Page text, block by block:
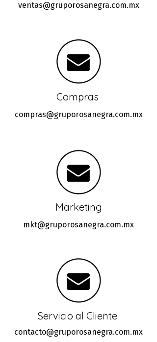
ventas@gruporosanegra.com.mx
Compras
compras@gruporosanegra.com.mx
Marketing
mkt@gruporosanegra.com.mx
Servicio al Cliente
contacto@gruporosanegra.com.mx